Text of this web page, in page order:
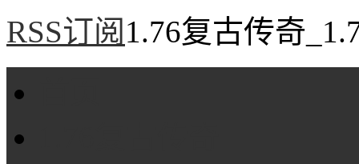
RSS订阅 1.76复古传奇